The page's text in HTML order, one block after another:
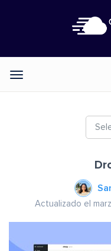
Categories
Actualizado el